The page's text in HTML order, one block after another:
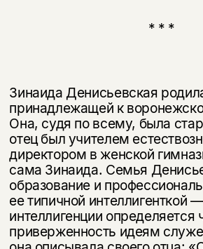
* * *
Зинаида Денисьевская
принадлежащей к
Она, судя по всему, была
отец был учителем
директором в жен­ской
сама Зинаида. Семья
образование и
ее типичной ин­теллигенткой
интеллигенции
приверженность идеям